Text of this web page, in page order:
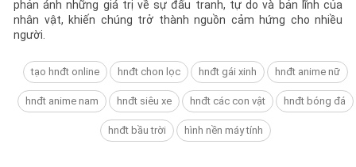
phản ánh những giá trị về sự đấu tranh, tự do và bản lĩnh của
nhân vật, khiến chúng trở thành nguồn cảm hứng cho nhiều
người.
tạo hnđt online hnđt chon lọc hnđt gái xinh hnđt anime nữ
hnđt anime nam hnđt siêu xe hnđt các con vật hnđt bóng đá
hnđt bầu trời hình nền máy tính